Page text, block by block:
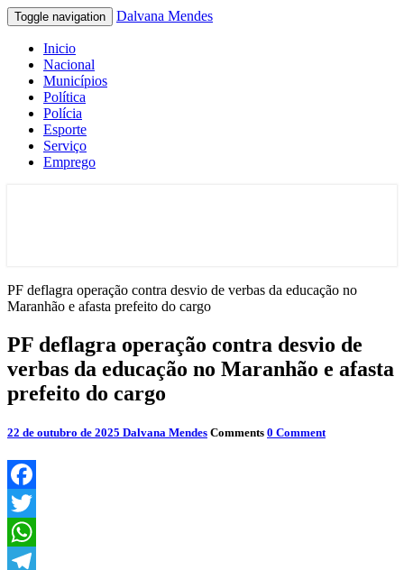
Toggle navigation Dalvana Mendes
Inicio
Nacional
Municípios
Política
Polícia
Esporte
Serviço
Emprego
PF deflagra operação contra desvio de verbas da educação no
Maranhão e afasta prefeito do cargo
PF deflagra operação contra desvio de
verbas da educação no Maranhão e afasta
prefeito do cargo
22 de outubro de 2025 Dalvana Mendes Comments 0 Comment
Facebook
Twitter
WhatsApp